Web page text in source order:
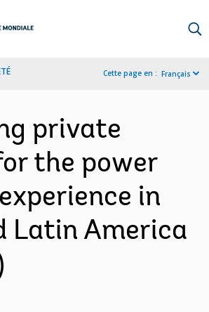
Cette page en : Français
private
the power
in
Latin America